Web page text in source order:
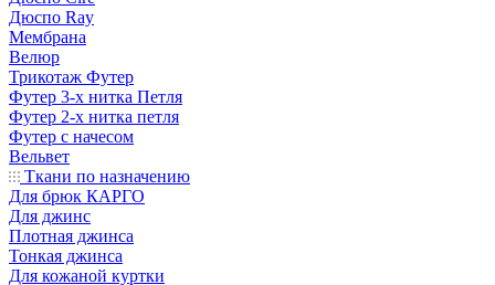
Дюспо Ray
Мембрана
Велюр
Трикотаж Футер
Футер 3-х нитка Петля
Футер 2-х нитка петля
Футер с начесом
Вельвет
Ткани по назначению
Для брюк КАРГО
Для джинс
Плотная джинса
Тонкая джинса
Для кожаной куртки